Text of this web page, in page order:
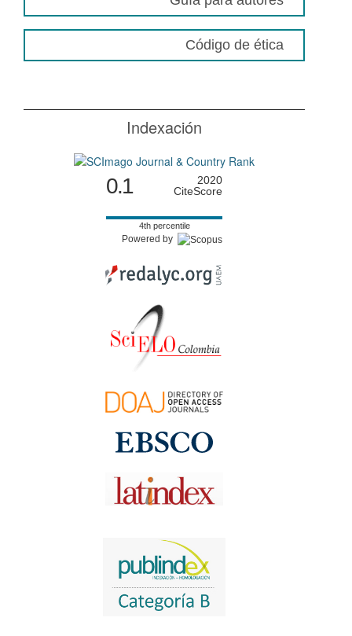
Código de ética
Indexación
0.1
2020
CiteScore
4th percentile
Powered by